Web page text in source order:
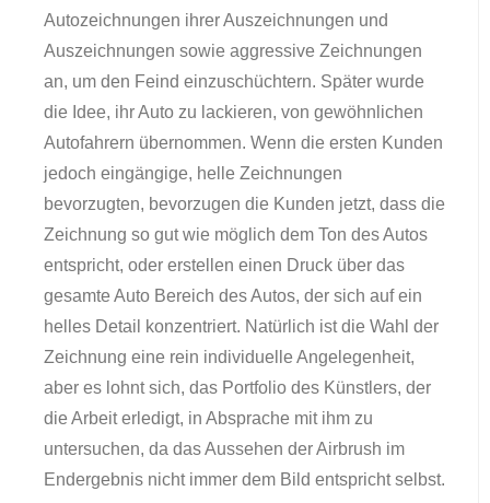
Autozeichnungen ihrer Auszeichnungen und
Auszeichnungen sowie aggressive Zeichnungen
an, um den Feind einzuschüchtern. Später wurde
die Idee, ihr Auto zu lackieren, von gewöhnlichen
Autofahrern übernommen. Wenn die ersten Kunden
jedoch eingängige, helle Zeichnungen
bevorzugten, bevorzugen die Kunden jetzt, dass die
Zeichnung so gut wie möglich dem Ton des Autos
entspricht, oder erstellen einen Druck über das
gesamte Auto Bereich des Autos, der sich auf ein
helles Detail konzentriert. Natürlich ist die Wahl der
Zeichnung eine rein individuelle Angelegenheit,
aber es lohnt sich, das Portfolio des Künstlers, der
die Arbeit erledigt, in Absprache mit ihm zu
untersuchen, da das Aussehen der Airbrush im
Endergebnis nicht immer dem Bild entspricht selbst.